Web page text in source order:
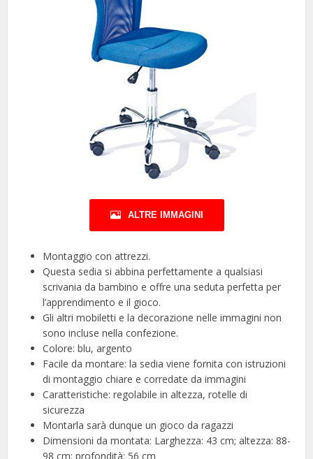
ALTRE IMMAGINI
Montaggio con attrezzi.
Questa sedia si abbina perfettamente a qualsiasi
scrivania da bambino e offre una seduta perfetta per
l’apprendimento e il gioco.
Gli altri mobiletti e la decorazione nelle immagini non
sono incluse nella confezione.
Colore: blu, argento
Facile da montare: la sedia viene fornita con istruzioni
di montaggio chiare e corredate da immagini
Caratteristiche: regolabile in altezza, rotelle di
sicurezza
Montarla sarà dunque un gioco da ragazzi
Dimensioni da montata: Larghezza: 43 cm; altezza: 88-
98 cm; profondità: 56 cm